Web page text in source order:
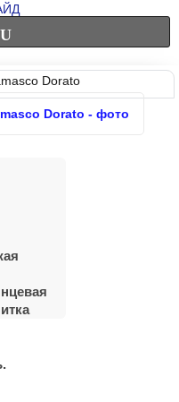
Dorato